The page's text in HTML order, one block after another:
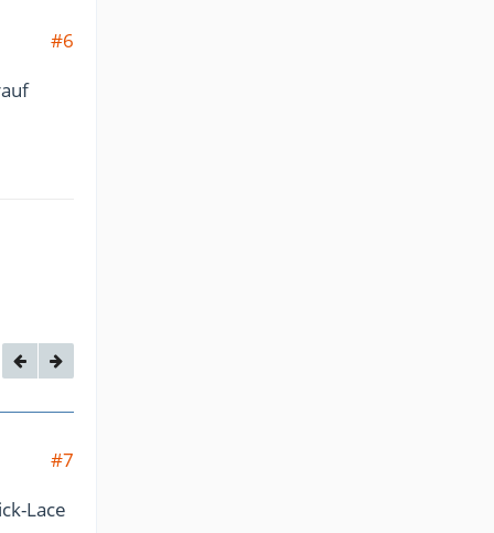
#6
#7
Lace